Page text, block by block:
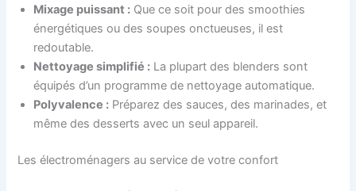
Mixage puissant : Que ce soit pour des smoothies
énergétiques ou des soupes onctueuses, il est
redoutable.
Nettoyage simplifié : La plupart des blenders sont
équipés d’un programme de nettoyage automatique.
Polyvalence : Préparez des sauces, des marinades, et
même des desserts avec un seul appareil.
Les électroménagers au service de votre confort